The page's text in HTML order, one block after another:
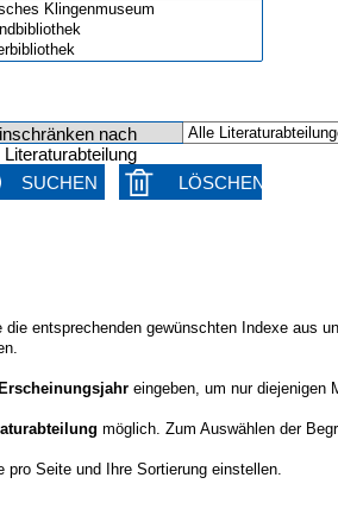
nach
Literaturabteilung
entsprechenden gewünschten Indexe
eingeben, um nur diejenigen
möglich. Zum Auswählen der
Seite und Ihre Sortierung einstellen.